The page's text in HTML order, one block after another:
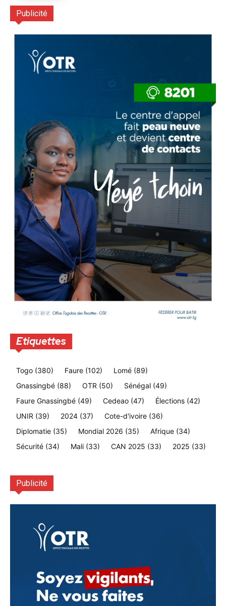
Publicité
Etiquettes
Togo (380) Faure (102) Lomé (89)
Gnassingbé (88) OTR (50) Sénégal (49)
Faure Gnassingbé (49) Cedeao (47) Élections (42)
UNIR (39) 2024 (37) Cote-d'ivoire (36)
Diplomatie (35) Mondial 2026 (35) Afrique (34)
Sécurité (34) Mali (33) CAN 2025 (33) 2025 (33)
Publicité